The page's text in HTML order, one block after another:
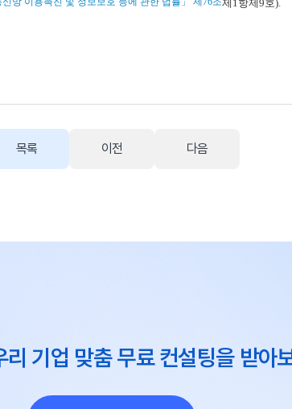
제1항제9호).
목록 이전 다음
리 기업 맞춤 무료 컨설팅을 받아